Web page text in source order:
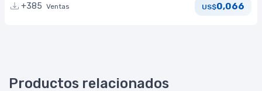
+385 Ventas US$0,066
Productos relacionados